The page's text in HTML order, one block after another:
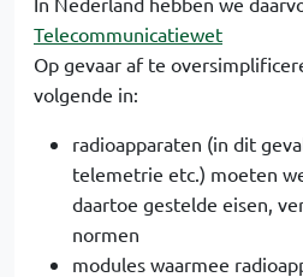
Telecommunicatiewet
Op gevaar af te
volgende in:
radioapparaten (in dit
telemetrie etc.) moeten
daartoe gestelde eisen,
normen
modules waarmee